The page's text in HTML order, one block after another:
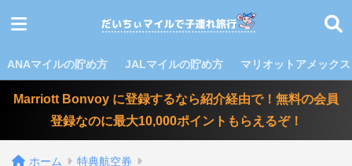
ANAマイルの貯め方 JALマイルの貯め方 マリオットアメック
Marriott Bonvoy に登録するなら紹介経由で！無料の会員
登録なのに最大10,000ポイントもらえるぞ！
ホーム 特典航空券